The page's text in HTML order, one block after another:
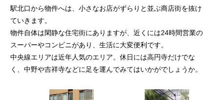
駅北口から物件へは、小さなお店がずらりと並ぶ商店街を抜け
ていきます。
物件自体は閑静な住宅街にありますが、近くには24時間営業の
スーパーやコンビニがあり、生活に大変便利です。
中央線エリアは近年人気のエリア。休日には高円寺だけでな
く、中野や吉祥寺などに足を運んでみてはいかがでしょうか。